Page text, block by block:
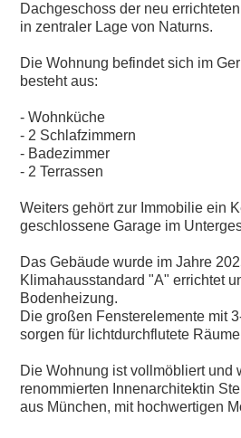
Dachgeschoss der neu
in zentraler Lage von Naturns.
Die Wohnung befindet sich im
besteht aus:
- Wohnküche
- 2 Schlafzimmern
- Badezimmer
- 2 Terrassen
Weiters gehört zur Immobilie ein
geschlossene Garage im
Das Gebäude wurde im Jahre
Klimahausstandard "A" errichtet
Bodenheizung.
Die großen Fensterelemente mit
sorgen für lichtdurchflutete
Die Wohnung ist vollmöbliert und
renommierten Innenarchitektin
aus München, mit hochwertigen